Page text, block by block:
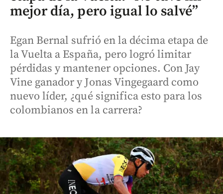
mejor día, pero igual lo salvé”
Egan Bernal sufrió en la décima etapa de
la Vuelta a España, pero logró limitar
pérdidas y mantener opciones. Con Jay
Vine ganador y Jonas Vingegaard como
nuevo líder, ¿qué significa esto para los
colombianos en la carrera?